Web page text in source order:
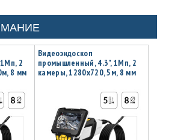
2
8 мм
Видеоэндоскоп
промышленный, 4.3", 1Мп, 2
камеры, 1280х720, 5м, 8 мм